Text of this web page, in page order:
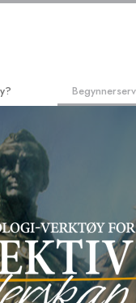
praksiser
og -
om Scientology
prinsippene i
Suksess